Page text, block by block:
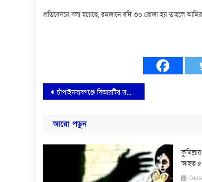
প্রতিবেদনে বলা হয়েছে, রমজানে যদি ৩০ রোজা হয় তাহলে
Post
navigation
চাঁপাইনবাবগঞ্জে বিআরটির সচেতনতা বৃদ্ধি মূলক রিফ্রেসার অনুষ্ঠিত
আরো পড়ুন
আহত ৫